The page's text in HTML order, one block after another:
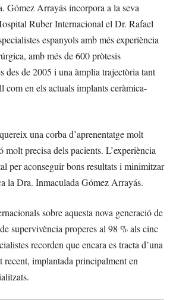
Gómez Arrayás incorpora a la seva
Ruber Internacional el Dr. Rafael
espanyols amb més experiència
amb més de 600 pròtesis
des de 2005 i una àmplia trajectòria tant
com en els actuals implants ceràmica-
una corba d’aprenentatge molt
molt precisa dels pacients. L’experiència
per aconseguir bons resultats i minimitzar
la Dra. Inmaculada Gómez Arrayás.
sobre aquesta nova generació de
supervivència properes al 98 % als cinc
recorden que encara es tracta d’una
recent, implantada principalment en